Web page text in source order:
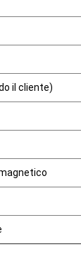
il cliente)